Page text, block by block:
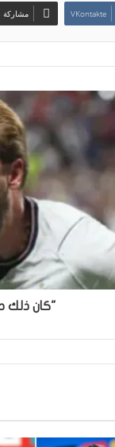
مشاركة
"كان ذلك